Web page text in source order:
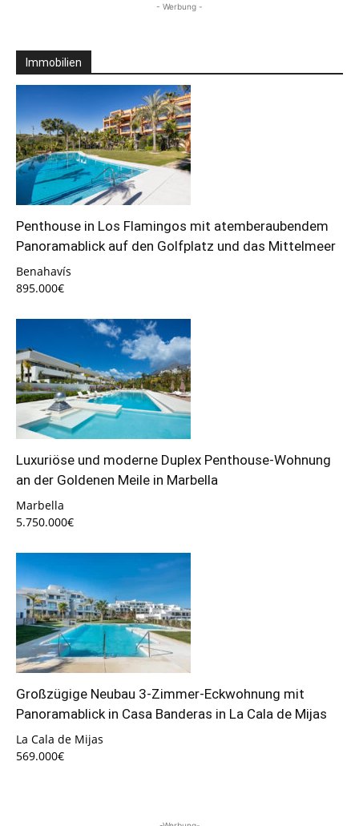
- Werbung -
Immobilien
Penthouse in Los Flamingos mit atemberaubendem
Panoramablick auf den Golfplatz und das Mittelmeer
Benahavís
895.000€
Luxuriöse und moderne Duplex Penthouse-Wohnung
an der Goldenen Meile in Marbella
Marbella
5.750.000€
Großzügige Neubau 3-Zimmer-Eckwohnung mit
Panoramablick in Casa Banderas in La Cala de Mijas
La Cala de Mijas
569.000€